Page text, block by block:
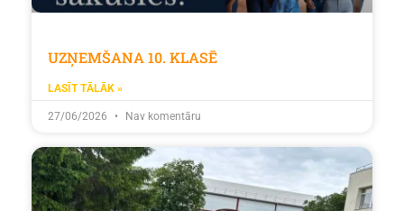
UZŅEMŠANA 10. KLASĒ
LASĪT TĀLĀK »
27/06/2026 Nav komentāru